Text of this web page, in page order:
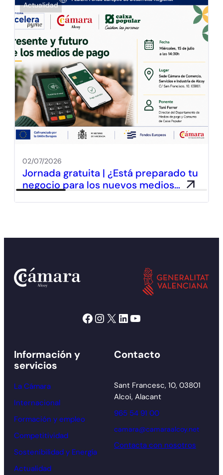
Actualidad
02/07/2026
Jornada gratuita | ¿Está preparado tu
negocio para los nuevos medios…
Facebook Instagram X LinkedIn YouTube
Información y
servicios
La Cámara
Internacional
Formación y empleo
Competitividad
Sostenibilidad y Energía
Actualidad
Contacto
Sant Francesc, 10, 03801
Alcoi, Alacant
965 54 91 00
camara@camaraalcoy.net
Contacta con nosotros